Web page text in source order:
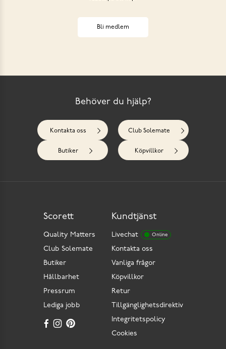
Bli medlem
Behöver du hjälp?
Kontakta oss Club Solemate
Butiker Köpvillkor
Kundtjänst
Livechat Online
Kontakta oss
Vanliga frågor
Köpvillkor
Retur
Tillgänglighetsdirektiv
Integritetspolicy
Cookies
Scorett
Quality Matters
Club Solemate
Butiker
Hållbarhet
Pressrum
Lediga jobb